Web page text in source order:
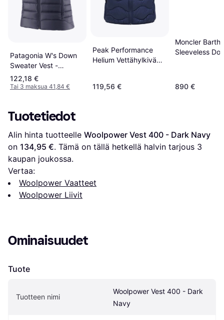
Patagonia W's Down
Sweater Vest -
Smolder Blue
122,18 €
Tai 3 maksua 41,84 €
Peak Performance
Helium Vettähylkivä
119,56 €
Moncler Barthe
Sleeveless
890 €
Tuotetiedot
Alin hinta tuotteelle Woolpower Vest 400 - Dark Navy
on 134,95 €. Tämä on tällä hetkellä halvin tarjous 3
kaupan joukossa.
Vertaa:
Woolpower Vaatteet
Woolpower Liivit
Ominaisuudet
Tuote
Tuotteen nimi
Woolpower Vest 400 - Dark
Navy